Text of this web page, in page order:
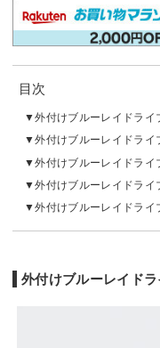
目次
外付けブルーレイドライ
外付けブルーレイドライ
外付けブルーレイドライ
外付けブルーレイドライ
外付けブルーレイドライ
外付けブルーレイドラ